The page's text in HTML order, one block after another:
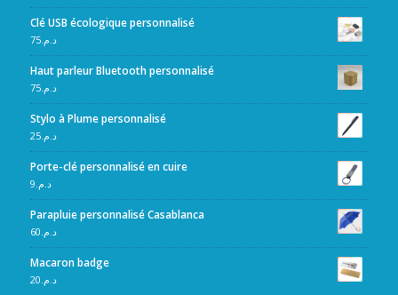
Clé USB écologique personnalisé
د.م.75
Haut parleur Bluetooth personnalisé
د.م.75
Stylo à Plume personnalisé
د.م.25
Porte-clé personnalisé en cuire
د.م.9
Parapluie personnalisé Casablanca
د.م.60
Macaron badge
د.م.20